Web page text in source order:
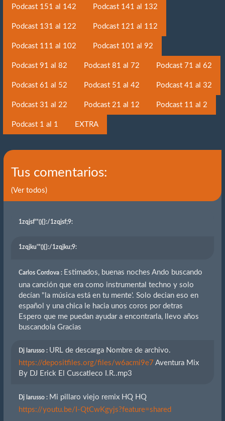
Podcast 151 al 142 Podcast 141 al 132
Podcast 131 al 122 Podcast 121 al 112
Podcast 111 al 102 Podcast 101 al 92
Podcast 91 al 82 Podcast 81 al 72 Podcast 71 al 62
Podcast 61 al 52 Podcast 51 al 42 Podcast 41 al 32
Podcast 31 al 22 Podcast 21 al 12 Podcast 11 al 2
Podcast 1 al 1 EXTRA
Tus comentarios:
(Ver todos)
1zqjsf'"(){}:/1zqjsf;9:
1zqjku'"(){}:/1zqjku;9:
Carlos Cordova : Estimados, buenas noches Ando buscando
una canción que era como instrumental techno y solo
decían "la música está en tu mente'. Solo decian eso en
español y una chica le hacia unos coros por detras
Espero que me puedan ayudar a encontrarla, llevo años
buscandola Gracias
Dj larusso : URL de descarga Nombre de archivo.
https://depositfiles.org/files/w6acmi9e7 Aventura Mix
By DJ Erick El Cuscatleco I.R..mp3
Dj larusso : Mi pillaro viejo remix HQ HQ
https://youtu.be/I-QtCwKgyjs?feature=shared